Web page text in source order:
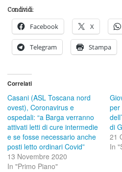
Condividi:
Facebook X
Telegram Stampa
Correlati
Casani (ASL Toscana nord
ovest), Coronavirus e
ospedali: “a Barga verranno
attivati letti di cure intermedie
e se fosse necessario anche
posti letto ordinari Covid”
13 Novembre 2020
In "Primo Piano"
per
di
21
In